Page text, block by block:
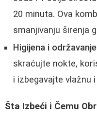
20 minuta. Ova
smanjivanju širenja
Higijena i
skraćujte nokte,
i izbegavajte vlažnu
Šta Izbeći i Čemu